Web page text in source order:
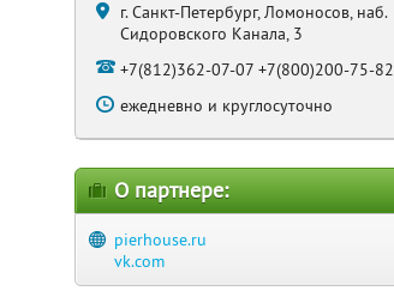
г. Санкт-Петербург, Ломоносов, наб.
Сидоровского Канала, 3
+7(812)362-07-07 +7(800)200-75-82
ежедневно и круглосуточно
О партнере:
pierhouse.ru
vk.com